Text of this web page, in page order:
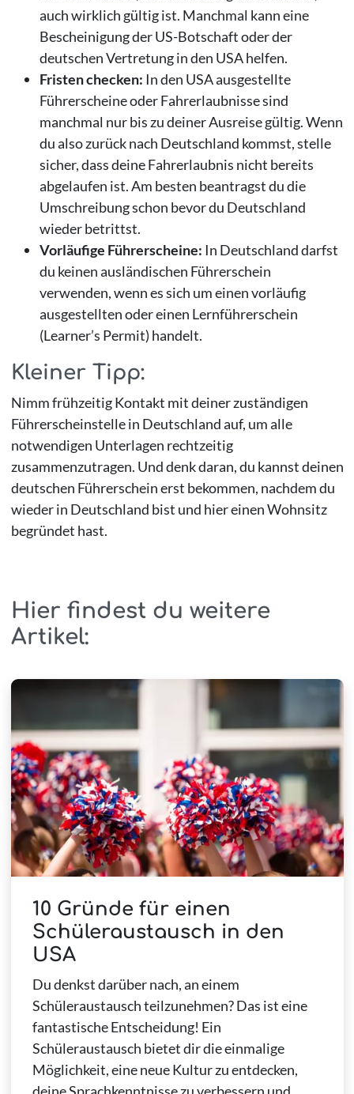
auch wirklich gültig ist. Manchmal kann eine
Bescheinigung der US-Botschaft oder der
deutschen Vertretung in den USA helfen.
Fristen checken: In den USA ausgestellte
Führerscheine oder Fahrerlaubnisse sind
manchmal nur bis zu deiner Ausreise gültig. Wenn
du also zurück nach Deutschland kommst, stelle
sicher, dass deine Fahrerlaubnis nicht bereits
abgelaufen ist. Am besten beantragst du die
Umschreibung schon bevor du Deutschland
wieder betrittst.
Vorläufige Führerscheine: In Deutschland darfst
du keinen ausländischen Führerschein
verwenden, wenn es sich um einen vorläufig
ausgestellten oder einen Lernführerschein
(Learner’s Permit) handelt.
Kleiner Tipp:
Nimm frühzeitig Kontakt mit deiner zuständigen
Führerscheinstelle in Deutschland auf, um alle
notwendigen Unterlagen rechtzeitig
zusammenzutragen. Und denk daran, du kannst deinen
deutschen Führerschein erst bekommen, nachdem du
wieder in Deutschland bist und hier einen Wohnsitz
begründet hast.
Hier findest du weitere
Artikel:
10 Gründe für einen
Schüleraustausch in den
USA
Du denkst darüber nach, an einem
Schüleraustausch teilzunehmen? Das ist eine
fantastische Entscheidung! Ein
Schüleraustausch bietet dir die einmalige
Möglichkeit, eine neue Kultur zu entdecken,